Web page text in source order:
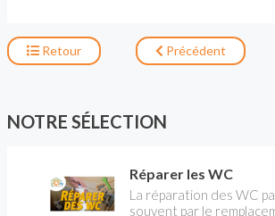
Retour Précédent
NOTRE SÉLECTION
Réparer les WC
La réparation des WC
souvent par le